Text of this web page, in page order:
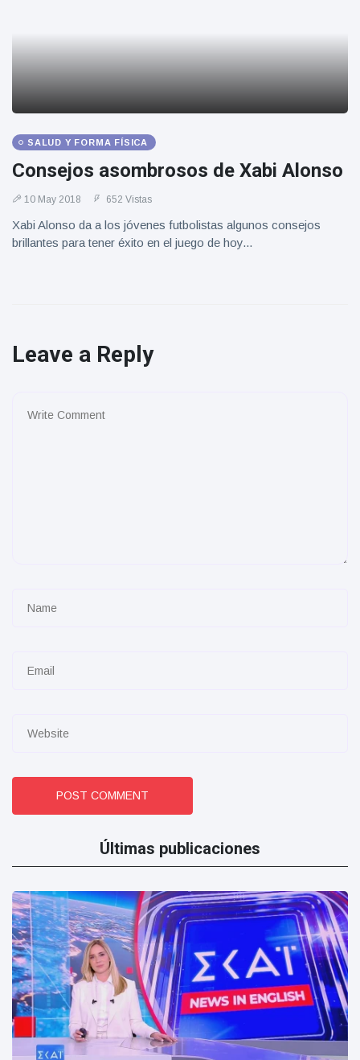
SALUD Y FORMA FÍSICA
Consejos asombrosos de Xabi Alonso
10 May 2018 652 Vistas
Xabi Alonso da a los jóvenes futbolistas algunos consejos
brillantes para tener éxito en el juego de hoy...
Leave a Reply
POST COMMENT
Últimas publicaciones